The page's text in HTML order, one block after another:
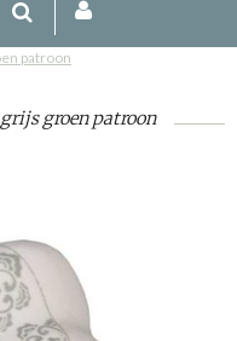
patroon
groen patroon